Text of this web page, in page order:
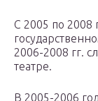
С 2005 по 2008
2006-2008 гг.
театре.
В 2005-2006